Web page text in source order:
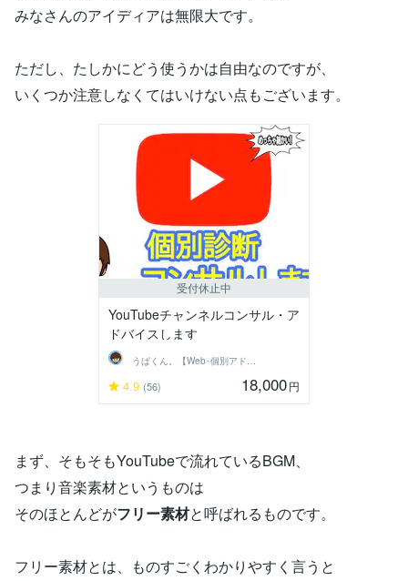
みなさんのアイディアは無限大です。
ただし、たしかにどう使うかは自由なのですが、
いくつか注意しなくてはいけない点もございます。
受付休止中
YouTubeチャンネルコンサル・ア
ドバイスします
うぱくん。【Web･個別アドバイス系】
4.9 (56) 18,000円
まず、そもそもYouTubeで流れているBGM、
つまり音楽素材というものは
そのほとんどがフリー素材と呼ばれるものです。
フリー素材とは、ものすごくわかりやすく言うと